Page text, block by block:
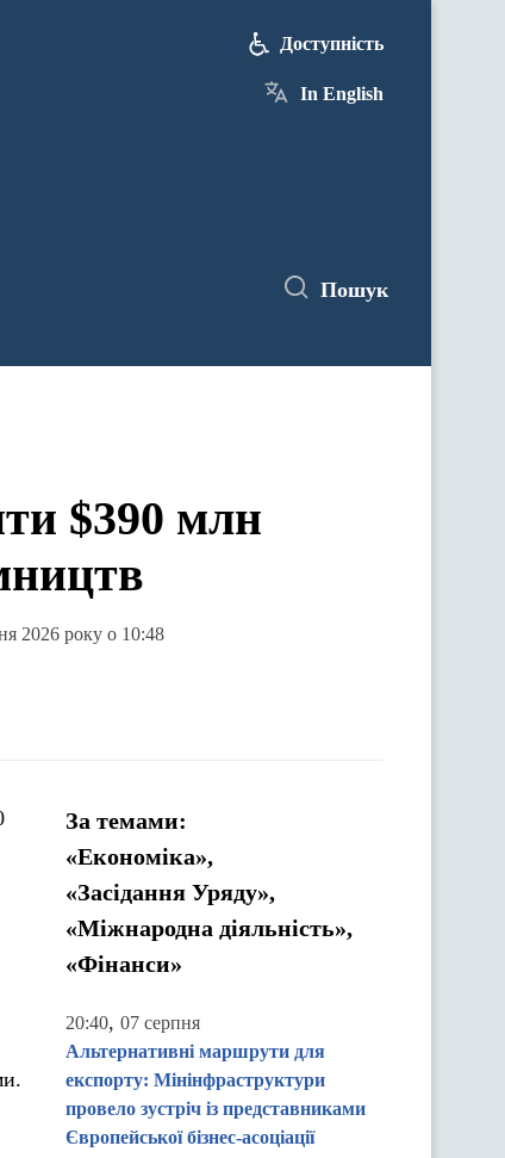
Доступність
In English
Пошук
$390 млн
2026 року о 10:48
За темами:
«Економіка»,
«Засідання Уряду»,
«Міжнародна діяльність»,
«Фінанси»
20:40, 07 серпня
Альтернативні маршрути для
експорту: Мінінфраструктури
провело зустріч із представниками
Європейської бізнес-асоціації